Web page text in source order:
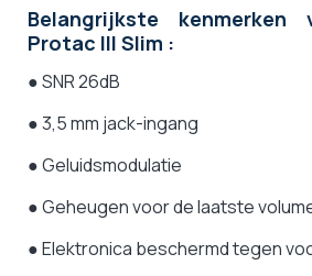
Belangrijkste
Protac III Slim :
● SNR 26dB
● 3,5 mm jack-ingang
● Geluidsmodulatie
● Geheugen voor de laatste
● Elektronica beschermd tegen